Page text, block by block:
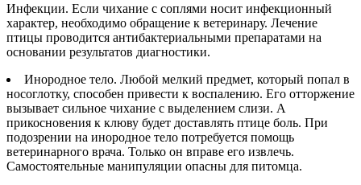
Инфекции. Если чихание с соплями носит инфекционный
характер, необходимо обращение к ветеринару. Лечение
птицы проводится антибактериальными препаратами на
основании результатов диагностики.
Инородное тело. Любой мелкий предмет, который попал в
носоглотку, способен привести к воспалению. Его отторжение
вызывает сильное чихание с выделением слизи. А
прикосновения к клюву будет доставлять птице боль. При
подозрении на инородное тело потребуется помощь
ветеринарного врача. Только он вправе его извлечь.
Самостоятельные манипуляции опасны для питомца.